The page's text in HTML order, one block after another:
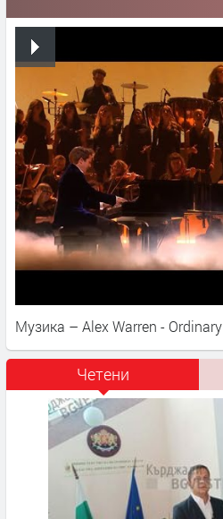
Музика – Alex Warren - Ordinary
Четени